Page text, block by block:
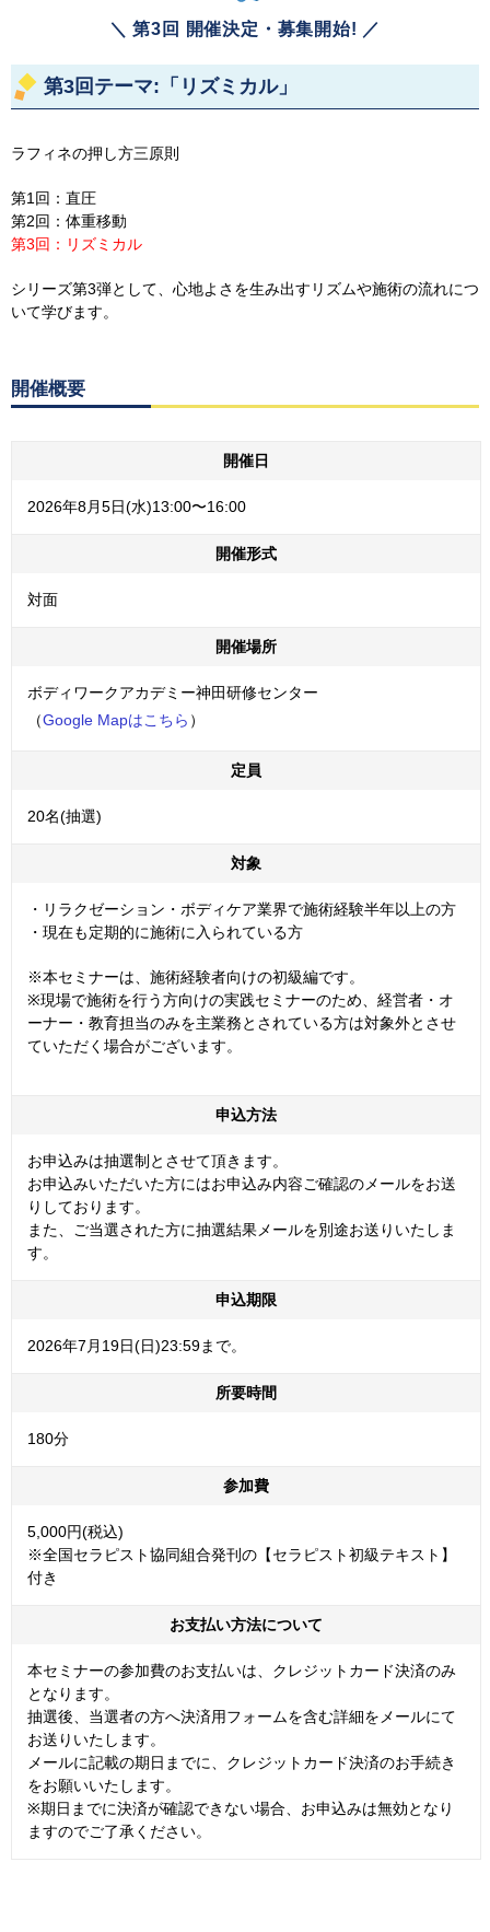
＼ 第3回 開催決定・募集開始! ／
第3回テーマ:「リズミカル」
ラフィネの押し方三原則
第1回：直圧
第2回：体重移動
第3回：リズミカル
シリーズ第3弾として、心地よさを生み出すリズムや施術の流れにつ
いて学びます。
開催概要
開催日
2026年8月5日(水)13:00〜16:00
開催形式
対面
開催場所
ボディワークアカデミー神田研修センター
（Google Mapはこちら ）
定員
20名(抽選)
対象
・リラクゼーション・ボディケア業界で施術経験半年以上の方
・現在も定期的に施術に入られている方
※本セミナーは、施術経験者向けの初級編です。
※現場で施術を行う方向けの実践セミナーのため、 経営者・オ
ーナー・教育担当のみを主業務とされている方は対象外とさせ
ていただく場合がございます。
申込方法
お申込みは抽選制とさせて頂きます。
お申込みいただいた方にはお申込み内容ご確認のメールをお送
りしております。
また、ご当選された方に抽選結果メールを別途お送りいたしま
す。
申込期限
2026年7月19日(日)23:59まで。
所要時間
180分
参加費
5,000円(税込)
※全国セラピスト協同組合発刊の【セラピスト初級テキスト】
付き
お支払い方法について
本セミナーの参加費のお支払いは、クレジットカード決済のみ
となります。
抽選後、当選者の方へ決済用フォームを含む詳細をメールにて
お送りいたします。
メールに記載の期日までに、クレジットカード決済のお手続き
をお願いいたします。
※期日までに決済が確認できない場合、お申込みは無効となり
ますのでご了承ください。